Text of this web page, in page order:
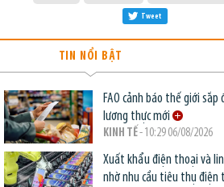
Tweet
TIN NỔI BẬT
FAO cảnh báo thế giới
lương thực mới
KINH TẾ- 10:29 06/08/2026
Xuất khẩu điện thoại và
nhờ nhu cầu tiêu thụ điện